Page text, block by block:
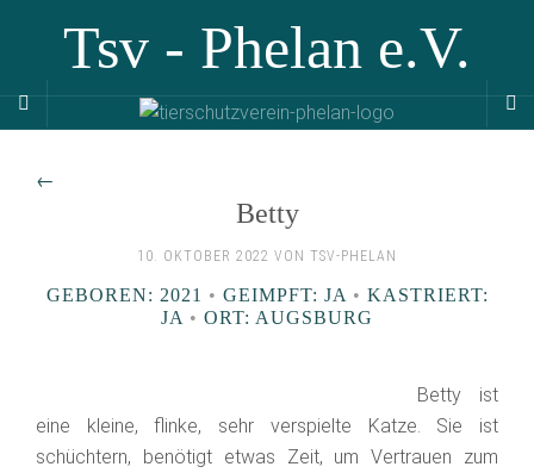
Tsv - Phelan e.V.
←
Betty
10. OKTOBER 2022 VON TSV-PHELAN
GEBOREN: 2021 • GEIMPFT: JA • KASTRIERT:
JA • ORT: AUGSBURG
Betty ist
eine kleine, flinke, sehr verspielte Katze. Sie ist
schüchtern, benötigt etwas Zeit, um Vertrauen zum